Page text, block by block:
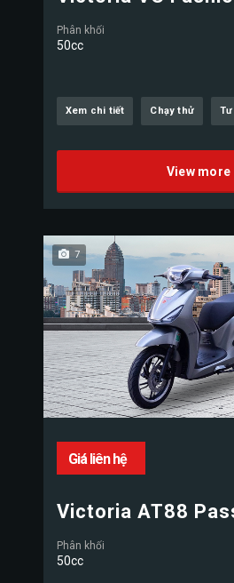
Phân khối
50cc
Xem chi tiết Chạy thử
View more
7
Giá liên hệ
Victoria AT88
Phân khối
50cc